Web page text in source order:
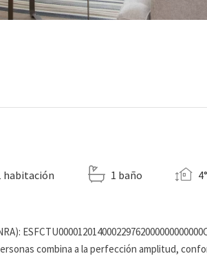
habitación 1 baño
combina a la perfección amplitud,